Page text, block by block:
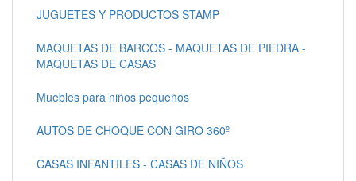
JUGUETES Y PRODUCTOS STAMP
MAQUETAS DE BARCOS - MAQUETAS DE PIEDRA -
MAQUETAS DE CASAS
Muebles para niños pequeños
AUTOS DE CHOQUE CON GIRO 360º
CASAS INFANTILES - CASAS DE NIÑOS